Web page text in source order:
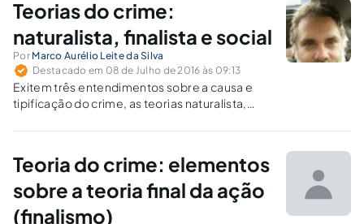
Teorias do crime:
naturalista, finalista e social
Por Marco Aurélio Leite da Silva
Destacado em 08 de Julho de 2016 às 09:13
Exitem três entendimentos sobre a causa e
tipificação do crime, as teorias naturalista,
a partir do resgate de doutrinadores
Teoria do crime: elementos
sobre a teoria final da ação
(finalismo)